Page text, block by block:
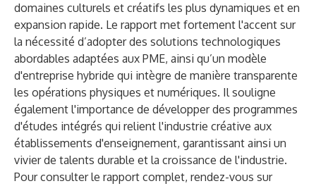
domaines culturels et créatifs les plus dynamiques et en
expansion rapide. Le rapport met fortement l'accent sur
la nécessité d’adopter des solutions technologiques
abordables adaptées aux PME, ainsi qu’un modèle
d'entreprise hybride qui intègre de manière transparente
les opérations physiques et numériques. Il souligne
également l'importance de développer des programmes
d'études intégrés qui relient l'industrie créative aux
établissements d'enseignement, garantissant ainsi un
vivier de talents durable et la croissance de l'industrie.
Pour consulter le rapport complet, rendez-vous sur